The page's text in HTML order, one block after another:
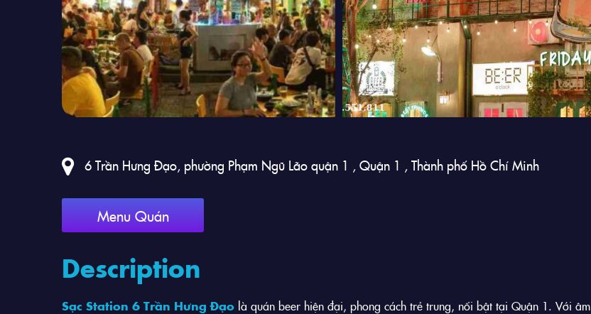
6 Trần Hưng Đạo, phường Phạm Ngũ Lão quận 1 , Quận 1 , Thành phố Hồ Chí Minh
Menu Quán
Description
Sạc Station 6 Trần Hưng Đạo là quán beer hiện đại, phong cách trẻ trung, nổi bật tại Quận 1. Với âm